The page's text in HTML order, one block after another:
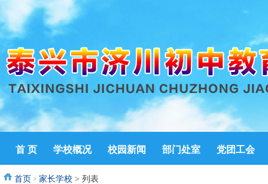
首 页 学校概况 校园新闻 部门处室 党团工会
首页 > 家长学校 > 列表